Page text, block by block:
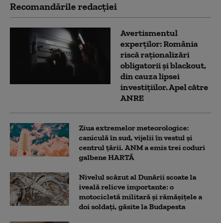
Recomandările redacţiei
Avertismentul
experților: România
riscă raționalizări
obligatorii și blackout,
din cauza lipsei
investițiilor. Apel către
ANRE
Ziua extremelor meteorologice:
caniculă în sud, vijelii în vestul și
centrul țării. ANM a emis trei coduri
galbene HARTĂ
Nivelul scăzut al Dunării scoate la
iveală relicve importante: o
motocicletă militară și rămășițele a
doi soldați, găsite la Budapesta